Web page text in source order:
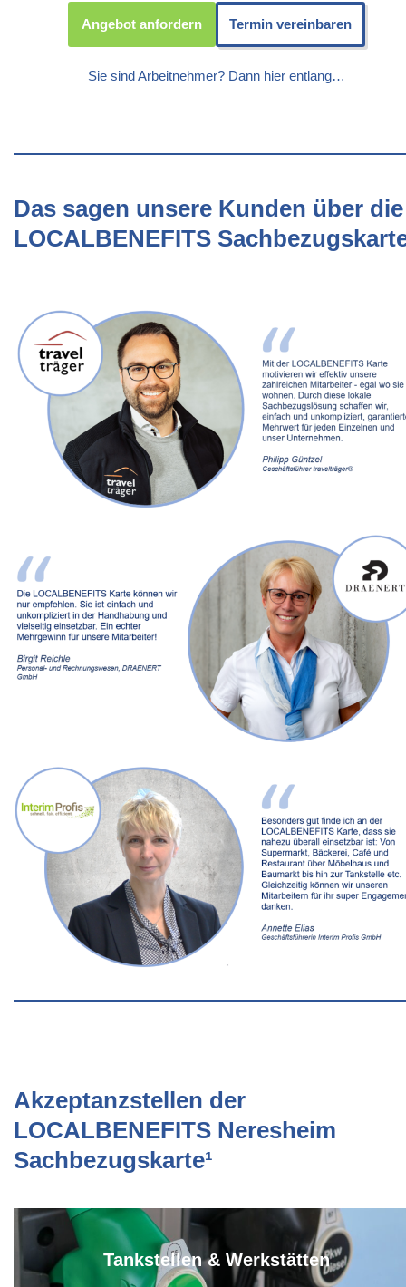
Angebot anfordern Termin vereinbaren
Sie sind Arbeitnehmer? Dann hier entlang…
Das sagen unsere Kunden über die
LOCALBENEFITS
Akzeptanzstellen der
LOCALBENEFITS Neresheim
Sachbezugskarte¹
Tankstellen & Werkstätten